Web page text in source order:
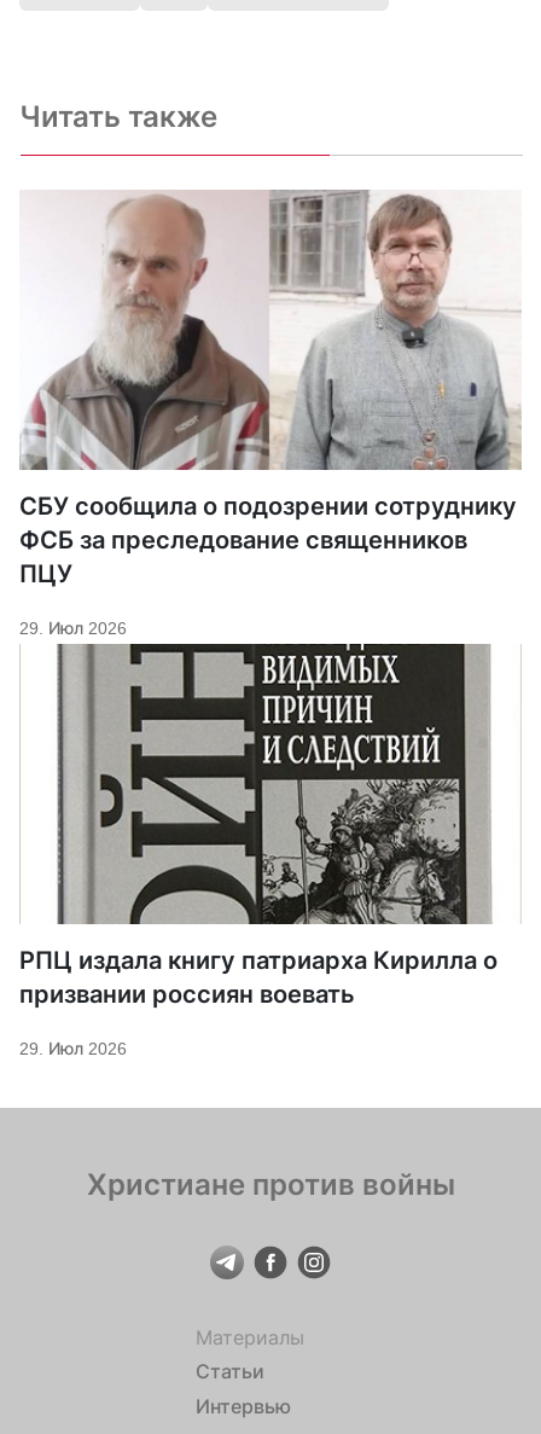
Читать также
СБУ сообщила о подозрении сотруднику
ФСБ за преследование священников
ПЦУ
29. Июл 2026
РПЦ издала книгу патриарха Кирилла о
призвании россиян воевать
29. Июл 2026
Христиане против войны
Материалы
Статьи
Интервью